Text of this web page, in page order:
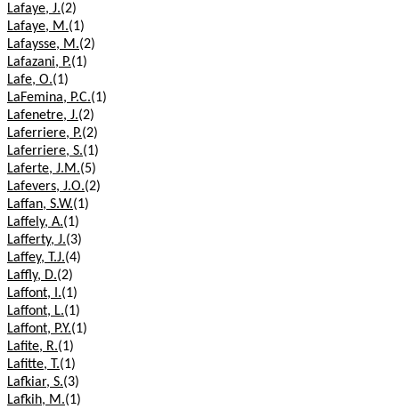
Lafaye, J.(2)
Lafaye, M.(1)
Lafaysse, M.(2)
Lafazani, P.(1)
Lafe, O.(1)
LaFemina, P.C.(1)
Lafenetre, J.(2)
Laferriere, P.(2)
Laferriere, S.(1)
Laferte, J.M.(5)
Lafevers, J.O.(2)
Laffan, S.W.(1)
Laffely, A.(1)
Lafferty, J.(3)
Laffey, T.J.(4)
Laffly, D.(2)
Laffont, I.(1)
Laffont, L.(1)
Laffont, P.Y.(1)
Lafite, R.(1)
Lafitte, T.(1)
Lafkiar, S.(3)
Lafkih, M.(1)